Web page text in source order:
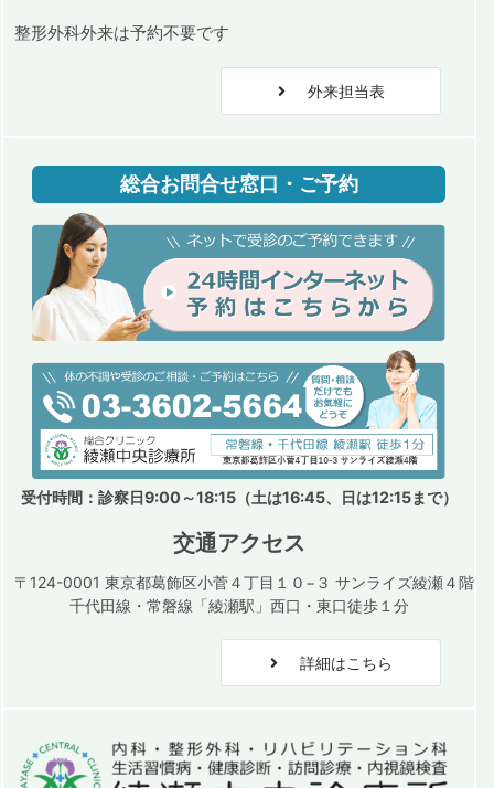
整形外科外来は予約不要です
外来担当表
総合お問合せ窓口・ご予約
受付時間：診察日9:00～18:15（土は16:45、日は12:15まで）
交通アクセス
〒124-0001 東京都葛飾区小菅４丁目１０−３ サンライズ綾瀬４階
千代田線・常磐線「綾瀬駅」西口・東口徒歩１分
詳細はこちら